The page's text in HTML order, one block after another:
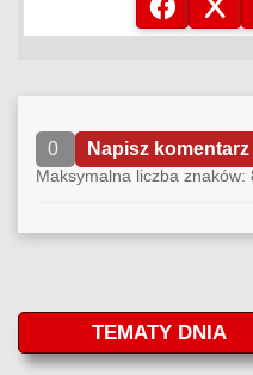
0 Napisz komentarz
Maksymalna liczba znaków:
TEMATY DNIA